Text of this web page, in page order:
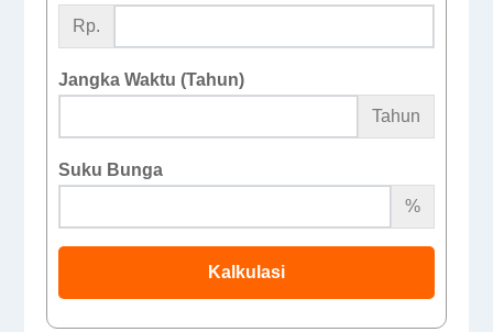
Rp.
Jangka Waktu (Tahun)
Tahun
Suku Bunga
%
Kalkulasi